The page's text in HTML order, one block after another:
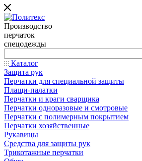
Производство
перчаток
спецодежды
Каталог
Защита рук
Перчатки для специальной защиты
Плащи-палатки
Перчатки и краги сварщика
Перчатки одноразовые и смотровые
Перчатки с полимерным покрытием
Перчатки хозяйственные
Рукавицы
Средства для защиты рук
Трикотажные перчатки